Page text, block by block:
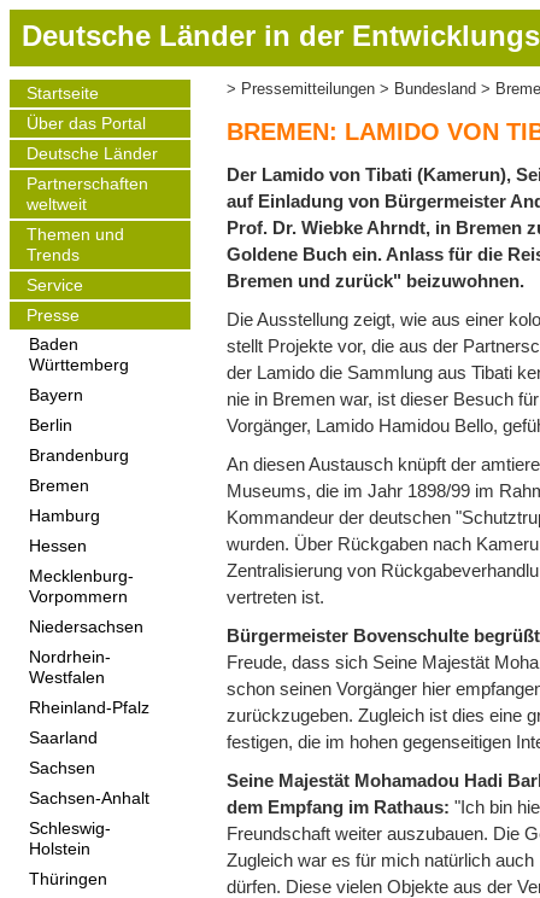
r
Deutsche Länder in der
Main
navigation
Startseite
Über das Portal
Deutsche Länder
Partnerschaften
weltweit
Themen und
Trends
Service
Presse
Baden
Württemberg
Bayern
Berlin
Brandenburg
Bremen
Hamburg
Hessen
Mecklenburg-
Vorpommern
Niedersachsen
Nordrhein-
Westfalen
Rheinland-Pfalz
Saarland
Sachsen
Sachsen-Anhalt
Schleswig-
Holstein
Thüringen
Pfadnavigation
Pressemitteilungen Bundesland
BREMEN: LAMIDO VON
Der Lamido von Tibati (Kamerun),
auf Einladung von Bürgermeister
Prof. Dr. Wiebke Ahrndt, in Bremen
Goldene Buch ein. Anlass für die
Bremen und zurück" beizuwohnen.
Die Ausstellung zeigt, wie aus einer
stellt Projekte vor, die aus der
der Lamido die Sammlung aus Tibati
nie in Bremen war, ist dieser Besuch
Vorgänger, Lamido Hamidou Bello,
An diesen Austausch knüpft der
Museums, die im Jahr 1898/99 im
Kommandeur der deutschen
wurden. Über Rückgaben nach
Zentralisierung von
vertreten ist.
Bürgermeister Bovenschulte
Freude, dass sich Seine Majestät
schon seinen Vorgänger hier
zurückzugeben. Zugleich ist dies eine
festigen, die im hohen gegenseitigen
Seine Majestät Mohamadou Hadi
dem Empfang im Rathaus: "Ich bin
Freundschaft weiter auszubauen. Die
Zugleich war es für mich natürlich
dürfen. Diese vielen Objekte aus der